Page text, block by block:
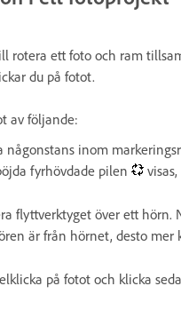
rotera ett foto och ram
du på fotot.
av följande:
någonstans inom
fyrhövdade pilen
flyttverktyget över ett hörn.
är från hörnet, desto
på fotot och klicka